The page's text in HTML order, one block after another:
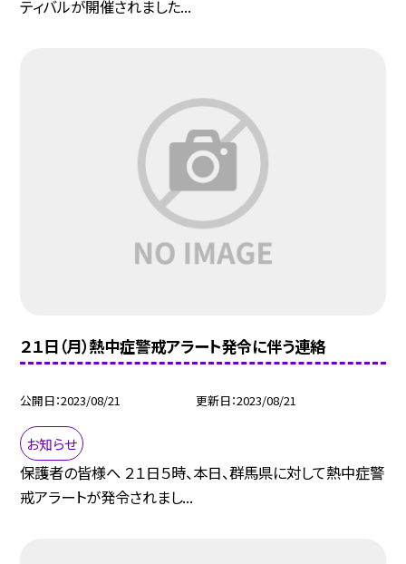
ティバルが開催されました...
２１日（月）熱中症警戒アラート発令に伴う連絡
公開日 2023/08/21 更新日 2023/08/21
お知らせ
保護者の皆様へ ２１日５時、本日、群馬県に対して熱中症警
戒アラートが発令されまし...